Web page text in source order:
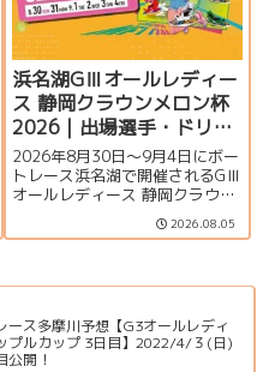
浜名湖GⅢオールレディー
ス 静岡クラウンメロン杯
2026｜出場選手・ドリー
ム戦・注目モーター・イ
ベント情報まとめ
2026年8月30日～9月4日にボー
トレース浜名湖で開催されるGⅢ
オールレディース 静岡クラウン
メロン杯の特集ページです。出
場選手一覧、シリーズ展望、ド
を詳しく紹介します。
2026.08.05
ース多摩川予想【G3オールレディ
プルカップ 3日目】2022/4/３(日)
公開！